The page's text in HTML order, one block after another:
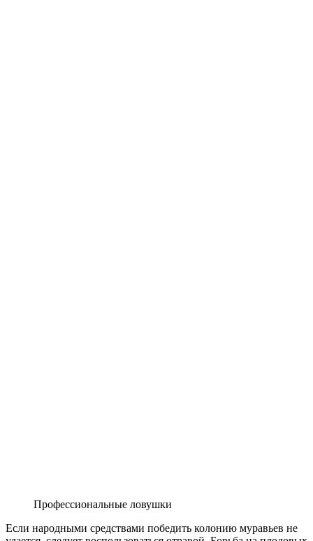
Профессиональные ловушки
Если народными средствами победить колонию муравьев не